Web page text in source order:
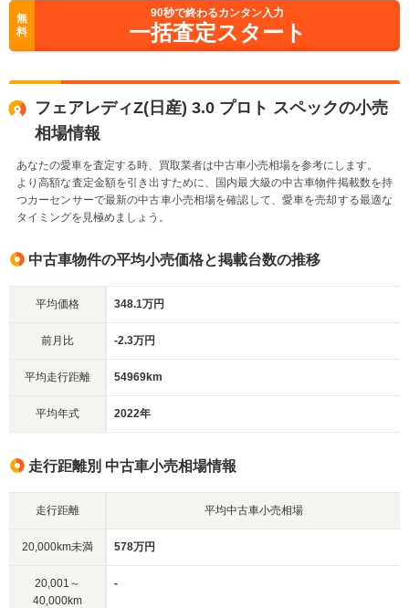
無
料
90秒で終わるカンタン入力
一括査定スタート
フェアレディZ(日産) 3.0 プロト スペックの小売
相場情報
あなたの愛車を査定する時、買取業者は中古車小売相場を参考にします。
より高額な査定金額を引き出すために、国内最大級の中古車物件掲載数を持
つカーセンサーで最新の中古車小売相場を確認して、愛車を売却する最適な
タイミングを見極めましょう。
中古車物件の平均小売価格と掲載台数の推移
平均価格 348.1万円
前月比 -2.3万円
平均走行距離 54969km
平均年式 2022年
走行距離別 中古車小売相場情報
走行距離 平均中古車小売相場
20,000km未満 578万円
20,001～
40,000km
-